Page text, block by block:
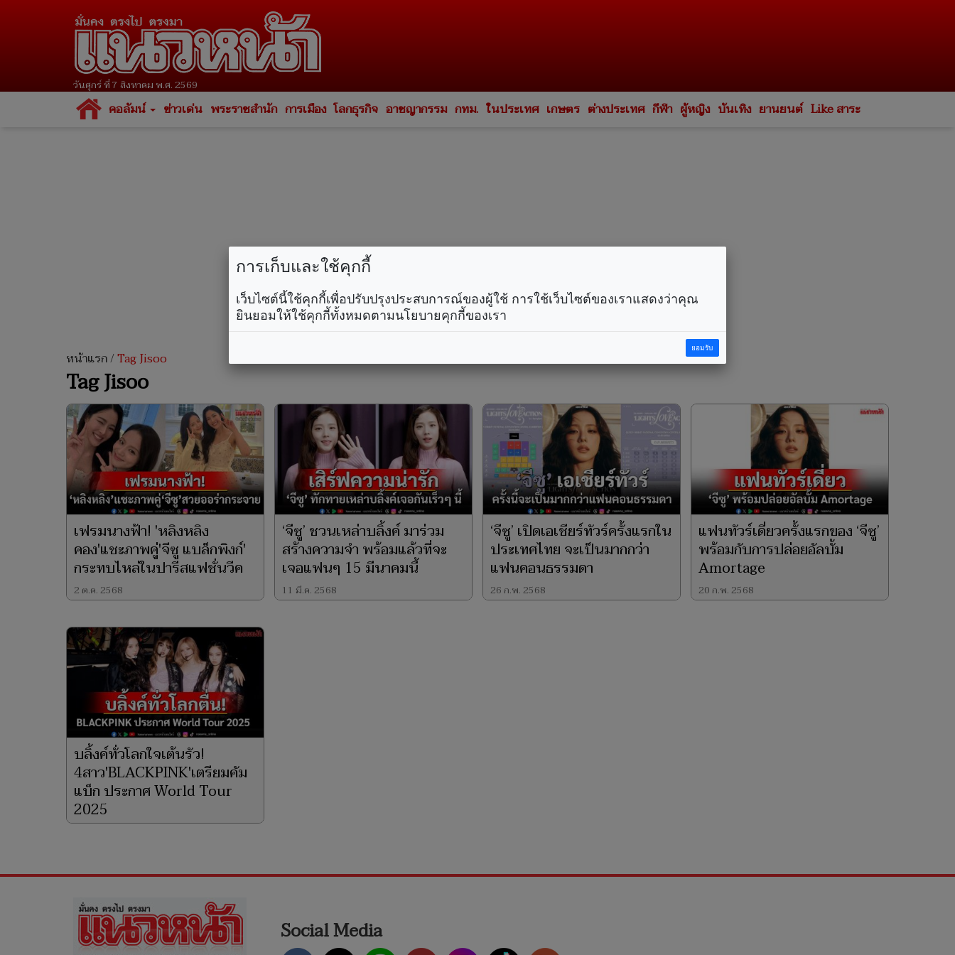
วันศุกร์ ที่ 7 สิงหาคม พ.ศ. 2569
คอลัมน์ ข่าวเด่น พระราชสำนัก การเมือง โลกธุรกิจ อาชญากรรม กทม. ในประเทศ เกษตร ต่างประเทศ กีฬา ผู้หญิง บันเทิง ยานยนต์ Like สาระ
หน้าแรก/Tag Jisoo
Tag Jisoo
เฟรมนางฟ้า! 'หลิงหลิง
คอง'แชะภาพคู่'จีซู แบล็กพิงก์'
กระทบไหล่ในปารีสแฟชั่นวีค
2 ต.ค. 2568
‘จีซู’ ชวนเหล่าบลิ้งค์ มาร่วม
สร้างความจำ พร้อมแล้วที่จะ
เจอแฟนๆ 15 มีนาคมนี้
11 มี.ค. 2568
‘จีซู’ เปิดเอเชียร์ทัวร์ครั้งแรกใน
ประเทศไทย จะเป็นมากกว่า
แฟนคอนธรรมดา
26 ก.พ. 2568
แฟนทัวร์เดี่ยวครั้งแรกของ ‘จีซู’
พร้อมกับการปล่อยอัลบั้ม
Amortage
20 ก.พ. 2568
บลิ้งค์ทั่วโลกใจเต้นรัว!
4สาว'BLACKPINK'เตรียมคัม
แบ็ก ประกาศ World Tour
2025
Social Media
การเก็บและใช้คุกกี้
เว็บไซต์นี้ใช้คุกกี้เพื่อปรับปรุงประสบการณ์ของผู้ใช้ การใช้เว็บไซต์ของเราแสดงว่าคุณ
ยินยอมให้ใช้คุกกี้ทั้งหมดตามนโยบายคุกกี้ของเรา
ยอมรับ